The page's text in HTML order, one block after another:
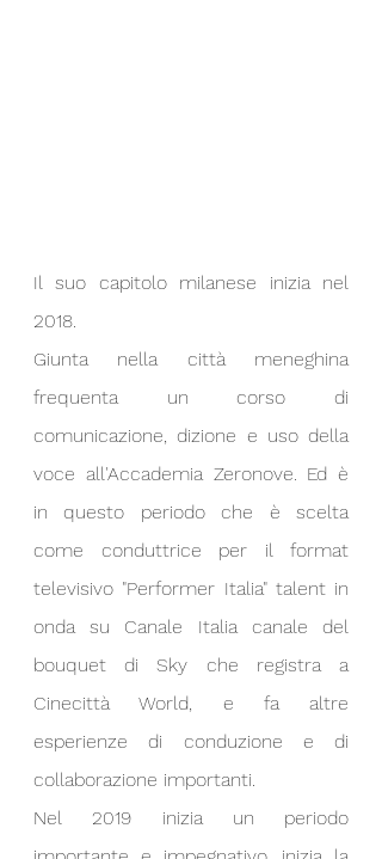
Il suo capitolo milanese inizia nel
2018.
Giunta nella città meneghina
frequenta un corso di
comunicazione, dizione e uso della
voce all'Accademia Zeronove. Ed è
in questo periodo che è scelta
come conduttrice per il format
televisivo "Performer Italia" talent in
onda su Canale Italia canale del
bouquet di Sky che registra a
Cinecittà World, e fa altre
esperienze di conduzione e di
collaborazione importanti.
Nel 2019 inizia un periodo